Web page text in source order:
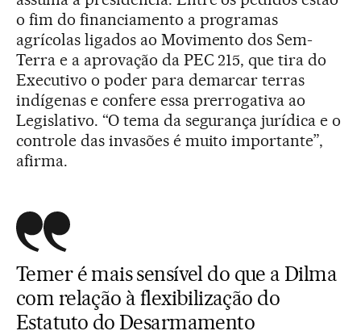
o fim do financiamento a programas
agrícolas ligados ao Movimento dos Sem-
Terra e a aprovação da PEC 215, que tira do
Executivo o poder para demarcar terras
indígenas e confere essa prerrogativa ao
Legislativo. “O tema da segurança jurídica e o
controle das invasões é muito importante”,
afirma.
Temer é mais sensível do que a Dilma
com relação à flexibilização do
Estatuto do Desarmamento